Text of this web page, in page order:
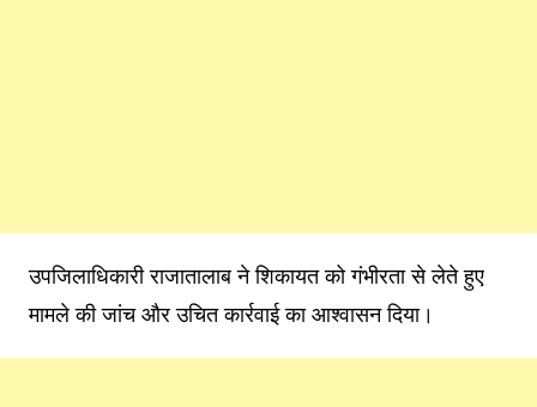
उपजिलाधिकारी राजातालाब ने शिकायत को गंभीरता से लेते हुए
मामले की जांच और उचित कार्रवाई का आश्वासन दिया।